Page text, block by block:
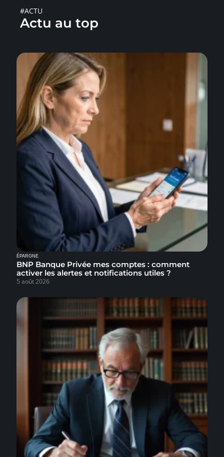
#ACTU
Actu au top
ÉPARGNE
BNP Banque Privée mes comptes : comment
activer les alertes et notifications utiles ?
5 août 2026